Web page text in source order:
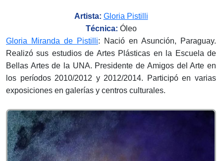
Artista: Gloria Pistilli
Técnica: Óleo
Gloria Miranda de Pistilli: Nació en Asunción, Paraguay.
Realizó sus estudios de Artes Plásticas en la Escuela de
Bellas Artes de la UNA. Presidente de Amigos del Arte en
los períodos 2010/2012 y 2012/2014. Participó en varias
exposiciones en galerías y centros culturales.